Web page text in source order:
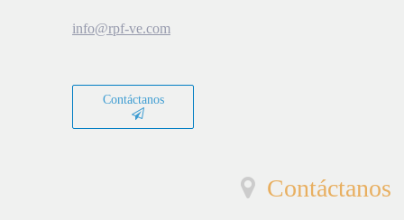
info@rpf-ve.com
Contáctanos
Contáctanos